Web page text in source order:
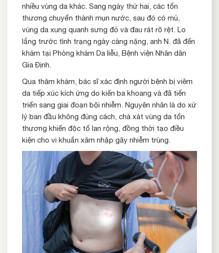
nhiều vùng da khác. Sang ngày thứ hai, các tổn
thương chuyển thành mụn nước, sau đó có mủ,
vùng da xung quanh sưng đỏ và đau rát rõ rệt. Lo
lắng trước tình trạng ngày càng nặng, anh N. đã đến
khám tại Phòng khám Da liễu, Bệnh viện Nhân dân
Gia Định.
Qua thăm khám, bác sĩ xác định người bệnh bị viêm
da tiếp xúc kích ứng do kiến ba khoang và đã tiến
triển sang giai đoạn bội nhiễm. Nguyên nhân là do xử
lý ban đầu không đúng cách, chà xát vùng da tổn
thương khiến độc tố lan rộng, đồng thời tạo điều
kiện cho vi khuẩn xâm nhập gây nhiễm trùng.